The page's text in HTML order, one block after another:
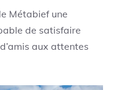
Métabief une
de satisfaire
aux attentes